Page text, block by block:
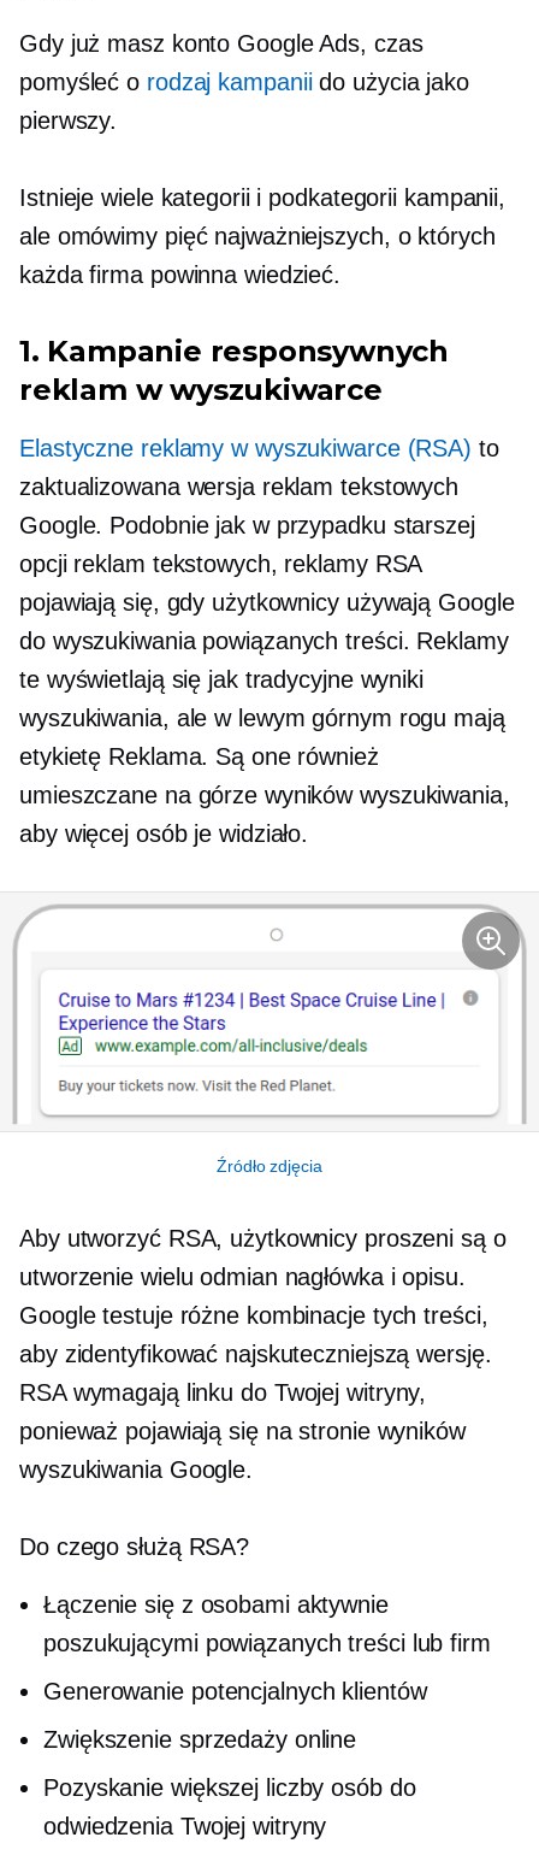
Gdy już masz konto Google Ads, czas
pomyśleć o rodzaj kampaniido użycia jako
pierwszy.
Istnieje wiele kategorii i podkategorii kampanii,
ale omówimy pięć najważniejszych, o których
każda firma powinna wiedzieć.
1. Kampanie responsywnych
reklam w wyszukiwarce
Elastyczne reklamy w wyszukiwarce (RSA) to
zaktualizowana wersja reklam tekstowych
Google. Podobnie jak w przypadku starszej
opcji reklam tekstowych, reklamy RSA
pojawiają się, gdy użytkownicy używają Google
do wyszukiwania powiązanych treści. Reklamy
te wyświetlają się jak tradycyjne wyniki
wyszukiwania, ale w lewym górnym rogu mają
etykietę Reklama. Są one również
umieszczane na górze wyników wyszukiwania,
aby więcej osób je widziało.
Źródło zdjęcia
Aby utworzyć RSA, użytkownicy proszeni są o
utworzenie wielu odmian nagłówka i opisu.
Google testuje różne kombinacje tych treści,
aby zidentyfikować najskuteczniejszą wersję.
RSA wymagają linku do Twojej witryny,
ponieważ pojawiają się na stronie wyników
wyszukiwania Google.
Do czego służą RSA?
Łączenie się z osobami aktywnie
poszukującymi powiązanych treści lub firm
Generowanie potencjalnych klientów
Zwiększenie sprzedaży online
Pozyskanie większej liczby osób do
odwiedzenia Twojej witryny